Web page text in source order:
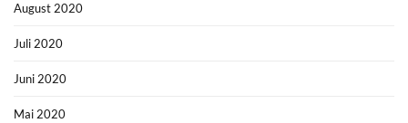
August 2020
Juli 2020
Juni 2020
Mai 2020